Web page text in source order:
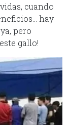
cuando
hay
pero
gallo!